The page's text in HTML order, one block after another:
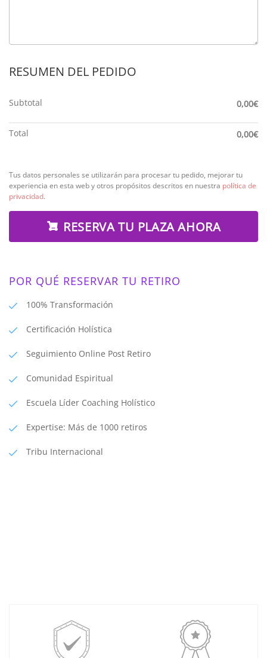
RESUMEN DEL PEDIDO
Subtotal 0,00€
Total 0,00€
Tus datos personales se utilizarán para procesar tu pedido, mejorar tu
experiencia en esta web y otros propósitos descritos en nuestra política de
privacidad.
RESERVA TU PLAZA AHORA
POR QUÉ RESERVAR TU RETIRO
100% Transformación
Certificación Holística
Seguimiento Online Post Retiro
Comunidad Espiritual
Escuela Líder Coaching Holístico
Expertise: Más de 1000 retiros
Tribu Internacional